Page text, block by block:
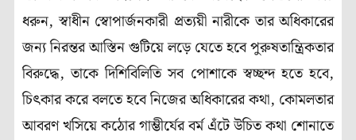
ধরুন, স্বাধীন স্বোপার্জনকারী প্রত্যয়ী নারীকে তার অধিকারের
জন্য নিরন্তর আস্তিন গুটিয়ে লড়ে যেতে হবে পুরুষতান্ত্রিকতার
বিরুদ্ধে, তাকে দিশিবিলিতি সব পোশাকে স্বচ্ছন্দ হতে হবে,
চিৎকার করে বলতে হবে নিজের অধিকারের কথা, কোমলতার
আবরণ খসিয়ে কঠোর গাম্ভীর্যের বর্ম এঁটে উচিত কথা শোনাতে